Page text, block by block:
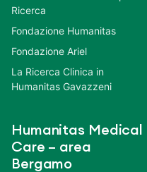
Ricerca
Fondazione Humanitas
Fondazione Ariel
La Ricerca Clinica in
Humanitas Gavazzeni
Humanitas Medical
Care – area
Bergamo